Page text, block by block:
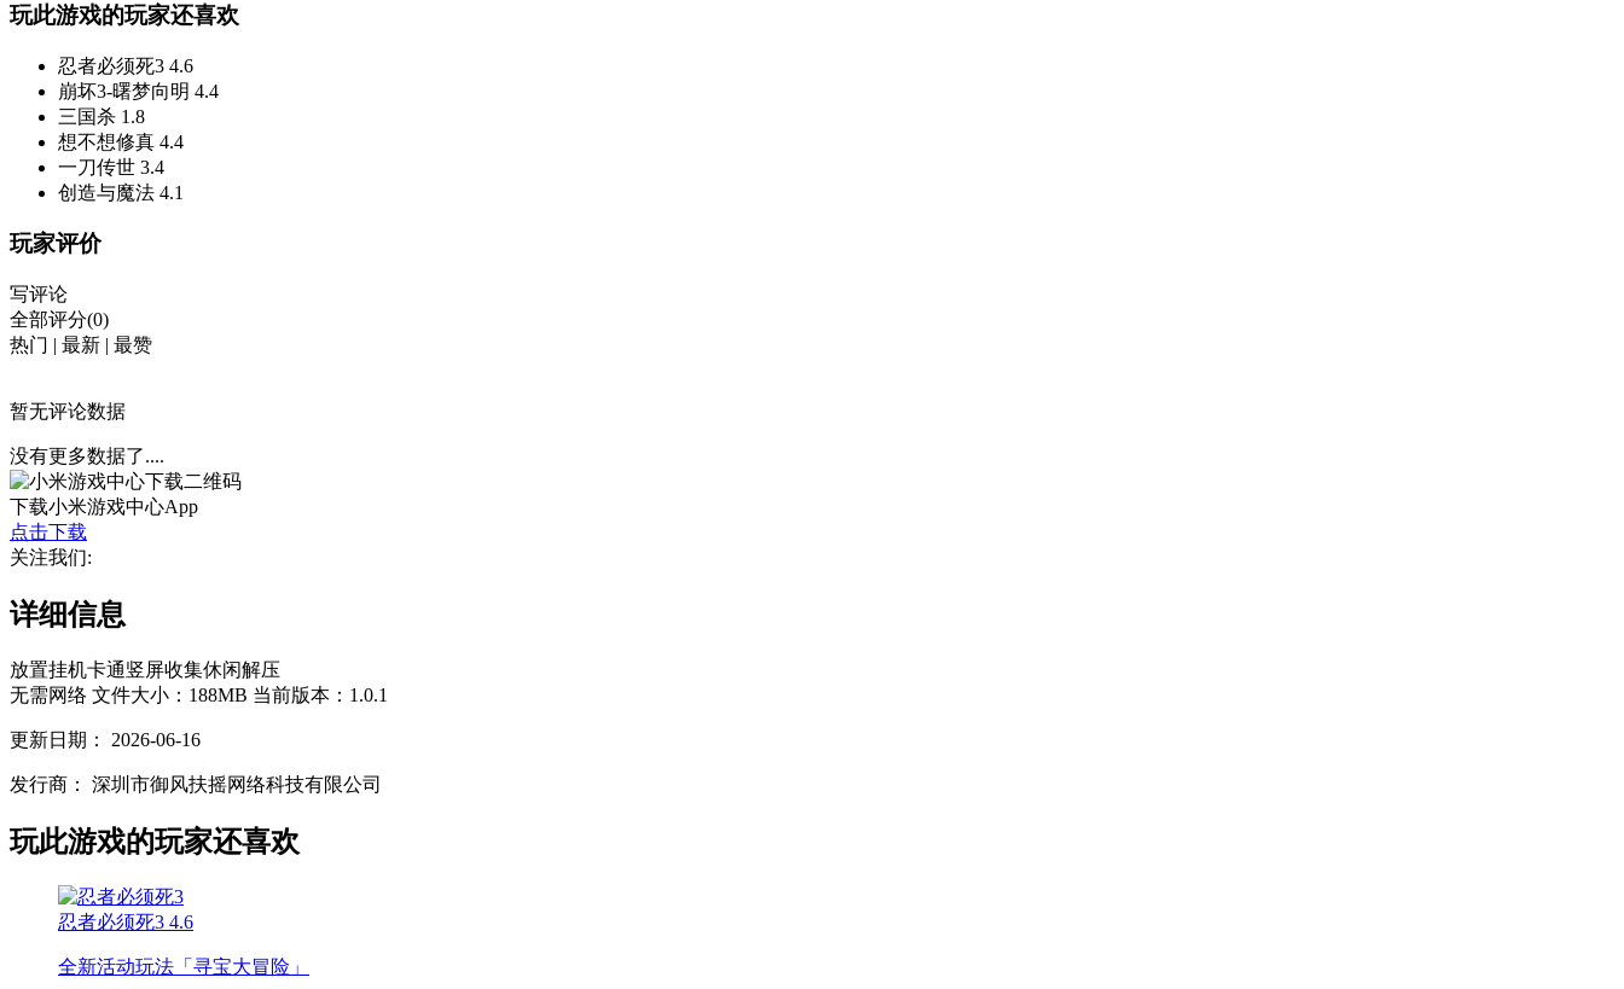
玩此游戏的玩家还喜欢
忍者必须死3 4.6
崩坏3-曙梦向明 4.4
三国杀 1.8
想不想修真 4.4
一刀传世 3.4
创造与魔法 4.1
玩家评价
写评论
全部评分(0)
热门 | 最新 | 最赞
暂无评论数据
没有更多数据了....
下载小米游戏中心App
点击下载
关注我们:
详细信息
放置挂机卡通竖屏收集休闲解压
无需网络 文件大小：188MB 当前版本：1.0.1
更新日期： 2026-06-16
发行商： 深圳市御风扶摇网络科技有限公司
玩此游戏的玩家还喜欢
忍者必须死3 4.6
全新活动玩法「寻宝大冒险」